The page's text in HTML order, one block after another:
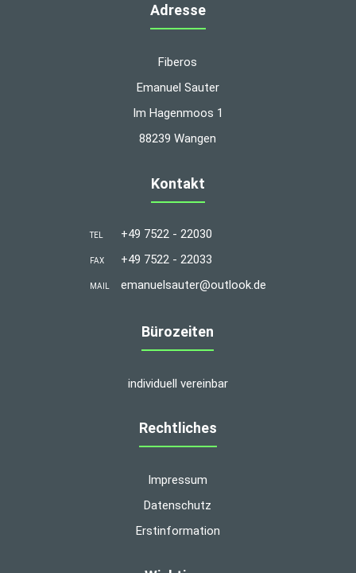
Adresse
Fiberos
Emanuel Sauter
Im Hagenmoos 1
88239 Wangen
Kontakt
TEL +49 7522 - 22030
FAX +49 7522 - 22033
MAIL emanuelsauter@outlook.de
Bürozeiten
individuell vereinbar
Rechtliches
Impressum
Datenschutz
Erstinformation